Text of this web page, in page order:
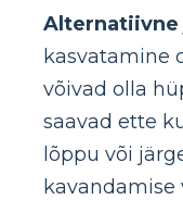
Alternatiivne
kasvatamine
võivad olla
saavad ette
lõppu või